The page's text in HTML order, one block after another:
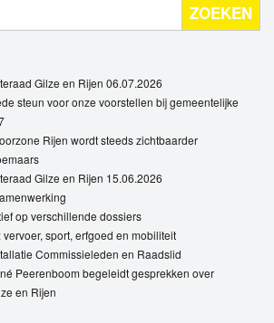
ZOEKEN
Gilze en Rijen 06.07.2026
steun voor onze voorstellen bij gemeentelijke
Rijen wordt steeds zichtbaarder
Gilze en Rijen 15.06.2026
op verschillende dossiers
vervoer, sport, erfgoed en mobiliteit
Commissieleden en Raadslid
Peerenboom begeleidt gesprekken over
en Rijen